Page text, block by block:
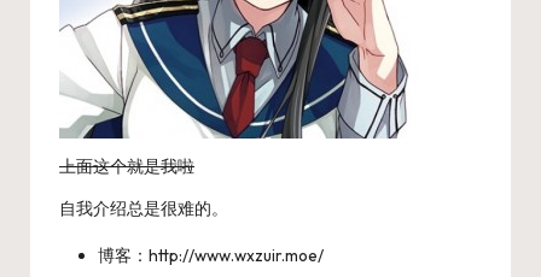
上面这个就是我啦
自我介绍总是很难的。
博客： http://www.wxzuir.moe/